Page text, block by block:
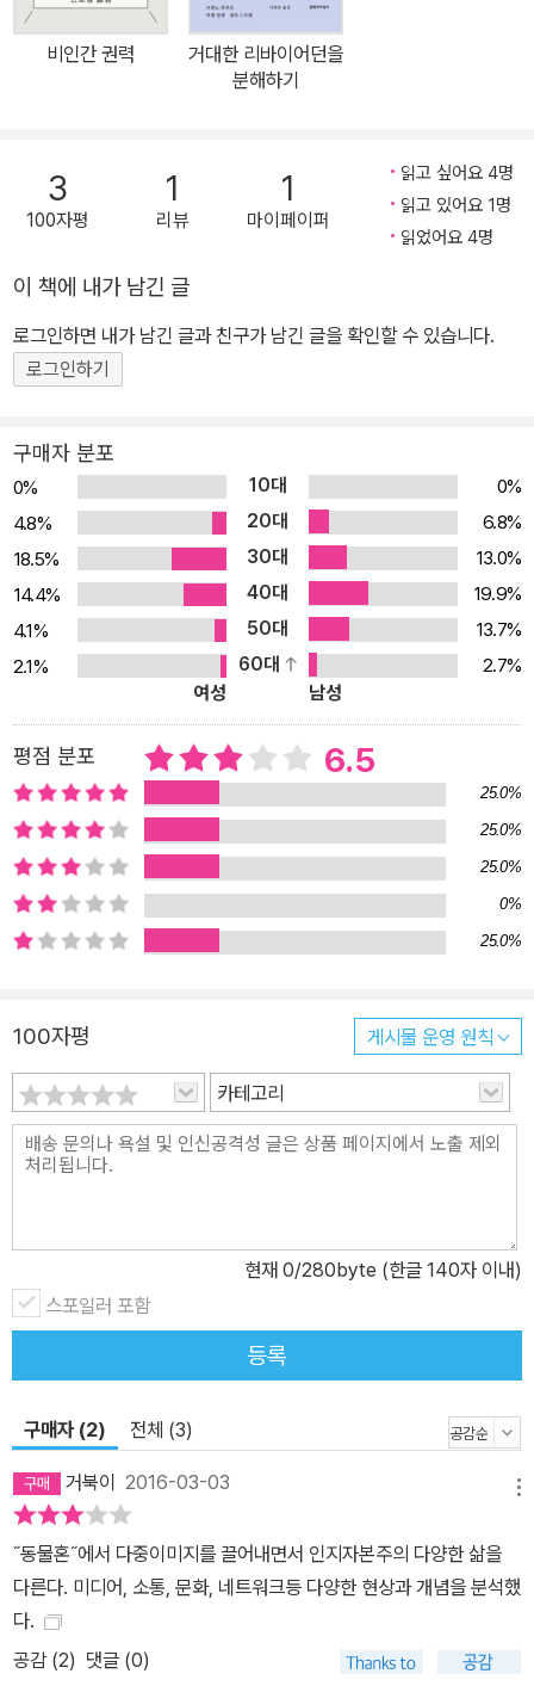
동물혼은 “동물”과 “혼”의 조어로 이 책의 원문 제목 Animal Spirits
의 번역어이다. 경제학자 케인스는 『고용, 이자 및 화폐의 일반이론』
벨상 수상자인 조지 애커로프와 로버트 쉴러도 금융위기 이후 『야성
적 충동』(랜덤하우스코리아, 2009)이라는 책에서 “인간의 심리적인
요인”을 분석하면서 신케인스주의적인 요법을 주장한 바 있다. 이들
다스려져야 할 대상이다. 동물혼(야성적 충동)은 경제라는 틀 속에 포
획되어 조절되고 균형을 이룰 때만 발전이 이루어질 수 있다. 파스퀴
넬리는 케인스의 이 개념을 전용하여 그것에서 다중의 이미지를 이끌
사람들, 즉 ‘다중’을 의미하며 ‘혼’은 다중의 ‘노동활동’ 전반을 포함한
다. 디지털 창조(블로그, SNS, UCC), 예술활동, 다양한 지식노동·정
보노동뿐 아니라 육체노동도 물론 포함된다. 이런 점에서 ‘동물혼’은
‘다중지성’을 의미한다. 다중의 본성은 협력적이고 동시에 공격적이
다 저자는 다중을 왜 동물로서 이해하려고 하는가? “다중은 선하
다”는 통념을 뒤집기 위해서이다. 다중은 선한 것이 아니라 동물이다.
동물로서의 다중은 악하며, 악한 존재로서의 다중은 기존의 질서를
파괴하고 사보타주할 수 있는 부정의 힘과 혁신의 힘을 동시에 갖고
그래서 저자는 데모크라시(민주주의 democracy)를 데몬크라시(d
emoncracy)로 바꾸려고 한다. 그러나 여기에서 주의해야 할 점은
동물혼의 강조가 휴머니즘을 대체하는 동물[보호]주의, 동물신화, 동
물 권리 이데올로기를 창조하거나 찬양하는 것이 아니라는 점이다.
동물혼을 강조하는 것은 인간을 동물로 축소[환원]하려는 것이 아니
라 인간과 동물, 인간과 자연의 분리를 중지시키려는 것이다. 저자의
한 소개 2000년대의 디지털 물신주의 시대가 지나간 후 금융 및 에
너지 위기의 유령들은 새로운 미디어 문화에 영향을 미쳤을 뿐만 아
니라, 네트워크들의 자율에 의문을 갖도록 만들었다. 그럼에도 행동
주의와 예술계는 아직도 크리에이티브 커먼즈와 ‘창조도시’를 인터넷
세대를 위한 새로운 이상으로 찬양하고 있다. 맛떼오 파스퀴넬리는
트워크들에 침투해 있는 기업 기생체, 베를린과 같은 ‘창조도시들’에
서 벌어진 젠트리피케이션의 히드라, 포르노적인 지하세계를 포함하
고 있는 인터넷의 머리 둘 달린 본성 등은 오늘날의 ‘공통적인 것의 정
치학’의 밝혀지지 않은 세 가지 차원이다. 예술가들과 활동가들이 끊
교도주의에 반대하면서, 『동물혼』은 개념적인 ‘야수들의 책’을 그려
낸다. 소란스러운 주식시장에 의해 형성된 세계 체제에서 파스퀴넬리
는 도래하는 새로운 공유지 세대를 위한 정치적으로 올바르지 않은
문법을 풀어 놓는다. 2. 상세한 소개 공유지에 대한 강력한 정치적 정
의가 필요하다 파스퀴넬리는 이탈리아의 젊은 자율주의 이론가이자
문화활동가이다. 그는 안또니오 네그리, 빠올로 비르노, 프랑코 베라
이탈리아를 중심으로 발전한 자율주의적 맑스주의(포스트오뻬라이
비인간 권력
거대한 리바이어던을
분해하기
3
100자평
1
리뷰
1
마이페이퍼
읽고 싶어요 4명
읽고 있어요 1명
읽었어요 4명
이 책에 내가 남긴 글
로그인하면 내가 남긴 글과 친구가 남긴 글을 확인할 수 있습니다.
로그인하기
구매자 분포
0% 10대
0%
4.8%
20대
6.8%
18.5%
30대
13.0%
14.4%
40대
19.9%
4.1%
50대
13.7%
2.1%
60대
2.7%
여성
남성
평점 분포 6.5
25.0%
25.0%
25.0%
0%
25.0%
100자평 게시물 운영 원칙
카테고리
현재 0/280byte (한글 140자 이내)
스포일러 포함
등록
구매자 (2) 전체 (3)
거북이 2016-03-03
˝동물혼˝에서 다중이미지를 끌어내면서 인지자본주의 다양한 삶을
다른다. 미디어, 소통, 문화, 네트워크등 다양한 현상과 개념을 분석했
다.
공감 (2) 댓글 (0)